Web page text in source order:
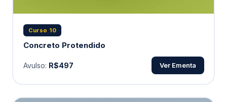
Curso 10
Concreto Protendido
Avulso: R$497 Ver Ementa